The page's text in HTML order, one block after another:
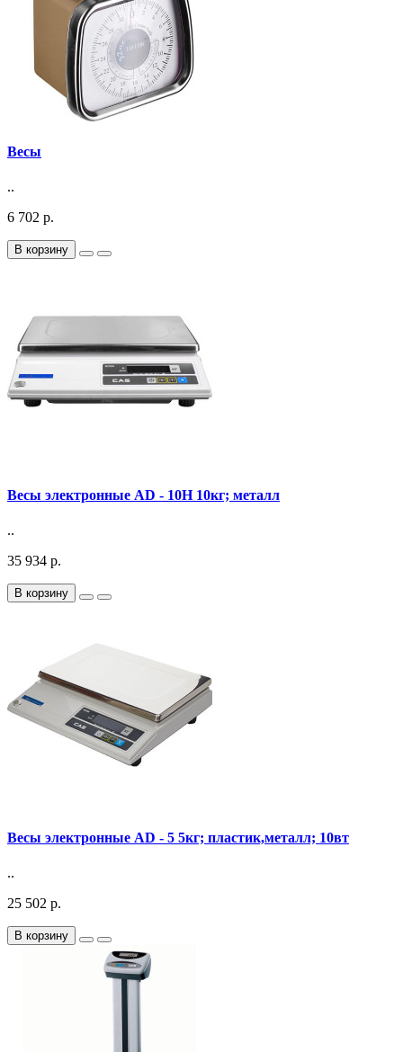
Весы
..
6 702 р.
В корзину
Весы электронные AD - 10H 10кг; металл
..
35 934 р.
В корзину
Весы электронные AD - 5 5кг; пластик,металл; 10вт
..
25 502 р.
В корзину